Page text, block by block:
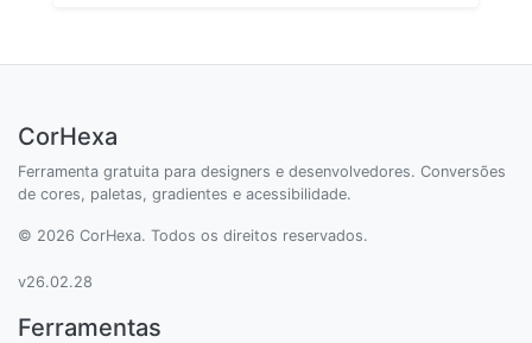
CorHexa
Ferramenta gratuita para designers e desenvolvedores. Conversões
de cores, paletas, gradientes e acessibilidade.
© 2026 CorHexa. Todos os direitos reservados.
v26.02.28
Ferramentas